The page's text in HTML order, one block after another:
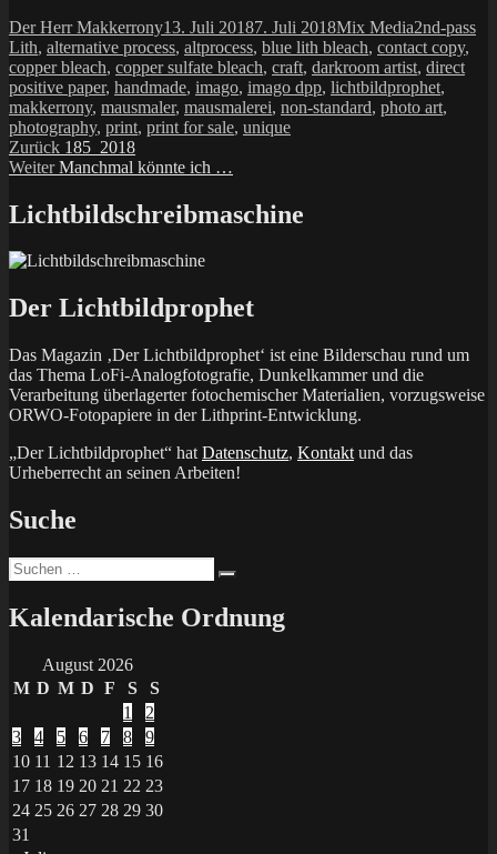
Autor
Der Herr MakkerronyVeröffentlicht
am
13. Juli 20187. Juli 2018Kategorien
Mix Media2nd-pass
Lith, alternative process, altprocess, blue lith bleach, contact copy,
copper bleach, copper sulfate bleach, craft, darkroom artist, direct
positive paper, handmade, imago, imago dpp, lichtbildprophet,
makkerrony, mausmaler, mausmalerei, non-standard, photo art,
photography, print, print for sale, unique
Beitragsnavigation
Zurück Vorheriger
Beitrag:
185_2018
Weiter Nächster
Manchmal könnte ich …
Lichtbildschreibmaschine
Der Lichtbildprophet
Das Magazin ‚Der Lichtbildprophet‘ ist eine Bilderschau rund um
das Thema LoFi-Analogfotografie, Dunkelkammer und die
Verarbeitung überlagerter fotochemischer Materialien, vorzugsweise
ORWO-Fotopapiere in der Lithprint-Entwicklung.
„Der Lichtbildprophet“ hat Datenschutz, Kontakt und das
Urheberrecht an seinen Arbeiten!
Suche
Suchen
nach:
Kalendarische Ordnung
August 2026
M D M D F S
S
1
2
3
4 5 6 7 8
9
10 11 12 13 14 15 16
17 18 19 20 21 22 23
24 25 26 27 28 29 30
31